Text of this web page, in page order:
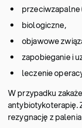
biologiczne,
objawowe
zapobieganie i
leczenie
W przypadku
antybiotykoterapię.
rezygnację z